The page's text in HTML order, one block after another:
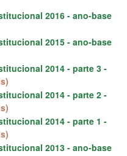
2016 - ano-base
2015 - ano-base
2014 - parte 3 -
2014 - parte 2 -
2014 - parte 1 -
2013 - ano-base